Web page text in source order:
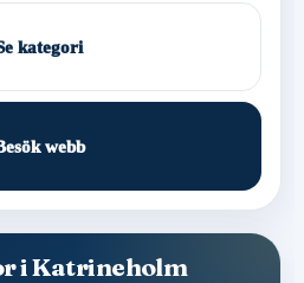
kategori
webb
i Katrineholm